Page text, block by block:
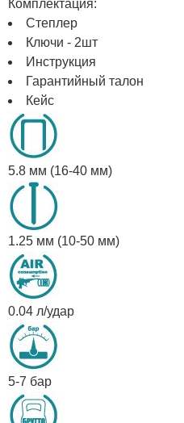
Комплектация:
Степлер
Ключи - 2шт
Инструкция
Гарантийный талон
Кейс
5.8 мм (16-40 мм)
1.25 мм (10-50 мм)
0.04 л/удар
5-7 бар